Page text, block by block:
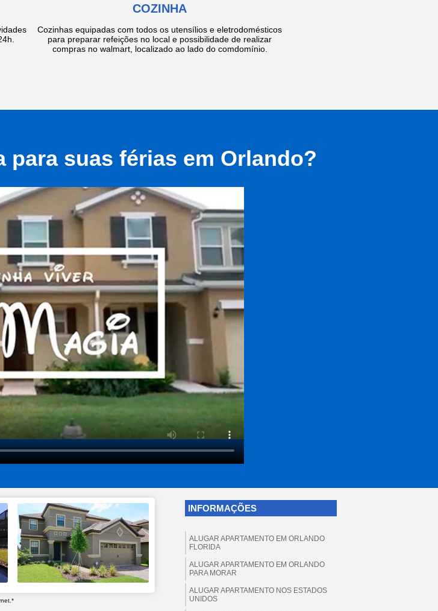
COZINHA
Cozinhas equipadas com todos os utensílios e eletrodomésticos
para preparar refeições no local e possibilidade de realizar
compras no walmart, localizado ao lado do comdomínio.
para suas férias em Orlando?
INFORMAÇÕES
ALUGAR APARTAMENTO EM ORLANDO
FLORIDA
ALUGAR APARTAMENTO EM ORLANDO
PARA MORAR
ALUGAR APARTAMENTO NOS ESTADOS
UNIDOS